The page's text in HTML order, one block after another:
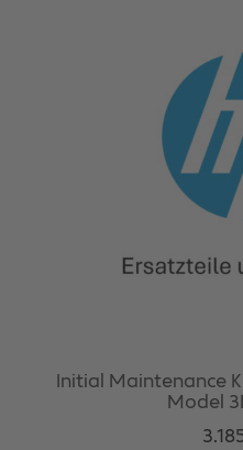
Initial Maintenance
Model